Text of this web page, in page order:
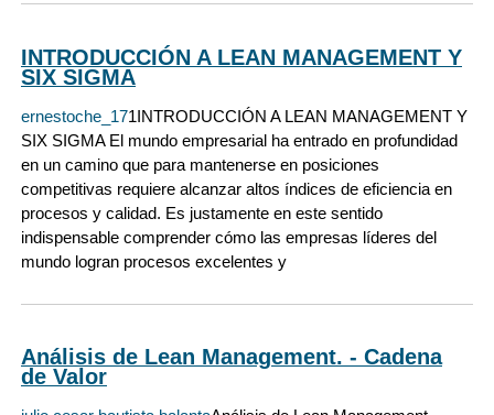
INTRODUCCIÓN A LEAN MANAGEMENT Y
SIX SIGMA
ernestoche_171INTRODUCCIÓN A LEAN MANAGEMENT Y
SIX SIGMA El mundo empresarial ha entrado en profundidad
en un camino que para mantenerse en posiciones
competitivas requiere alcanzar altos índices de eficiencia en
procesos y calidad. Es justamente en este sentido
indispensable comprender cómo las empresas líderes del
mundo logran procesos excelentes y
Análisis de Lean Management. - Cadena
de Valor